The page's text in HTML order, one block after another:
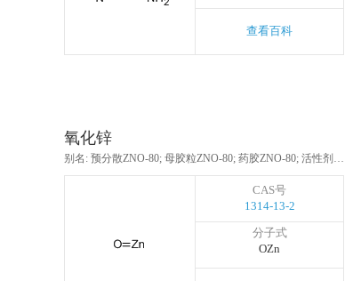
查看百科
氧化锌
别名: 预分散ZNO-80; 母胶粒ZNO-80; 药胶ZNO-80; 活性剂ZNO; 环氧乙酰蓖麻油酸甲酯; 锌白粉; 锌白; 锌氧粉; 中国白; 锌白银; 活性氧化锌; 一氧化锌; 氧化锌掺杂银; 锌白银(色料名); 锌华; 纳米氧化锌; 水锌矿; 氧化锌脱硫剂T304; 氧化锌脱硫剂T303; 金属氧化物; ZNO
CAS号
1314-13-2
分子式
OZn